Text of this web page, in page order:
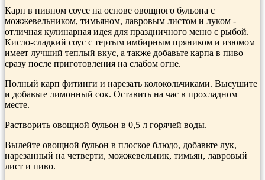
Карп в пивном соусе на основе овощного бульона с
можжевельником, тимьяном, лавровым листом и луком -
отличная кулинарная идея для праздничного меню с рыбой.
Кисло-сладкий соус с тертым имбирным пряником и изюмом
имеет лучший теплый вкус, а также добавьте карпа в пиво
сразу после приготовления на слабом огне.
Полный карп фитинги и нарезать колокольчиками. Высушите
и добавьте лимонный сок. Оставить на час в прохладном
месте.
Растворить овощной бульон в 0,5 л горячей воды.
Вылейте овощной бульон в плоское блюдо, добавьте лук,
нарезанный на четверти, можжевельник, тимьян, лавровый
лист и пиво.